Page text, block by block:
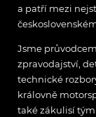
a patří mezi
Jsme
zpravodajství,
technické
královně
také zákulisí